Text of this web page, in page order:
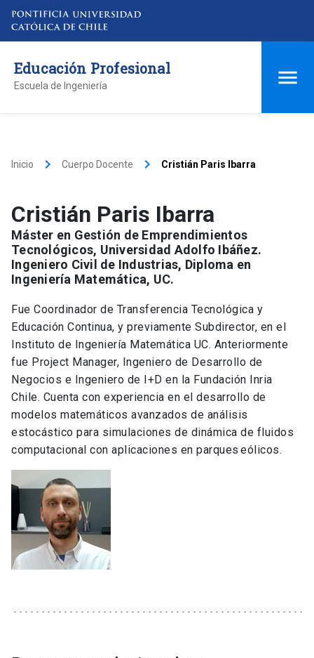
Educación Profesional
Escuela de Ingeniería
Inicio keyboard_arrow_right Cuerpo Docente keyboard_arrow_right Cristián Paris Ibarra
Cristián Paris Ibarra
Máster en Gestión de Emprendimientos
Tecnológicos, Universidad Adolfo Ibáñez.
Ingeniero Civil de Industrias, Diploma en
Ingeniería Matemática, UC.
Fue Coordinador de Transferencia Tecnológica y
Educación Continua, y previamente Subdirector, en el
Instituto de Ingeniería Matemática UC. Anteriormente
fue Project Manager, Ingeniero de Desarrollo de
Negocios e Ingeniero de I+D en la Fundación Inria
Chile. Cuenta con experiencia en el desarrollo de
modelos matemáticos avanzados de análisis
estocástico para simulaciones de dinámica de fluidos
computacional con aplicaciones en parques eólicos.